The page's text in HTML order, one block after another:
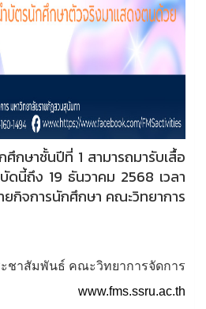
ษาชั้นปีที่ 1 สามารถมารับเสื้อ
นี้ถึง 19 ธันวาคม 2568 เวลา
กิจการนักศึกษา คณะวิทยาการ
ะชาสัมพันธ์ คณะวิทยาการจัดการ
www.fms.ssru.ac.th